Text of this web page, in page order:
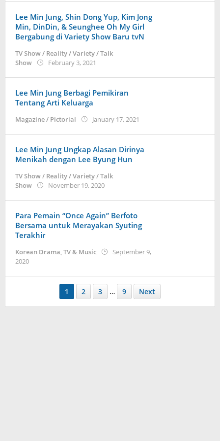
Lee Min Jung, Shin Dong Yup, Kim Jong
Min, DinDin, & Seunghee Oh My Girl
Bergabung di Variety Show Baru tvN
TV Show / Reality / Variety / Talk
Show
February 3, 2021
Lee Min Jung Berbagi Pemikiran
Tentang Arti Keluarga
Magazine / Pictorial January 17, 2021
Lee Min Jung Ungkap Alasan Dirinya
Menikah dengan Lee Byung Hun
TV Show / Reality / Variety / Talk
Show
November 19, 2020by
Para Pemain “Once Again” Berfoto
Bersama untuk Merayakan Syuting
Terakhir
Korean Drama,TV & Music
September 9,
2020by
1 2 3 … 9 Next